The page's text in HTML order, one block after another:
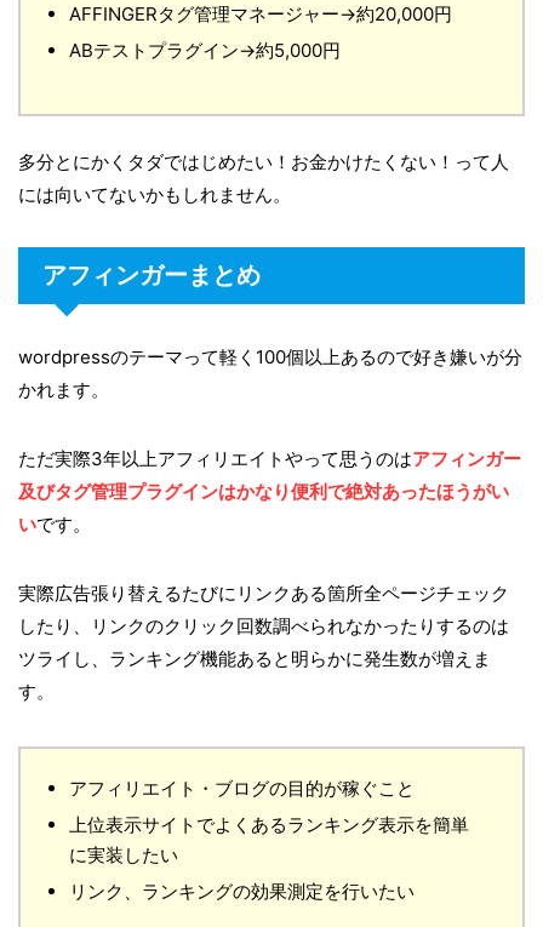
AFFINGERタグ管理マネージャー→約20,000円
ABテストプラグイン→約5,000円
多分とにかくタダではじめたい！お金かけたくない！って人
には向いてないかもしれません。
アフィンガーまとめ
wordpressのテーマって軽く100個以上あるので好き嫌いが分
かれます。
ただ実際3年以上アフィリエイトやって思うのはアフィンガー
及びタグ管理プラグインはかなり便利で絶対あったほうがい
いです。
実際広告張り替えるたびにリンクある箇所全ページチェック
したり、リンクのクリック回数調べられなかったりするのは
ツライし、ランキング機能あると明らかに発生数が増えま
す。
アフィリエイト・ブログの目的が稼ぐこと
上位表示サイトでよくあるランキング表示を簡単
に実装したい
リンク、ランキングの効果測定を行いたい